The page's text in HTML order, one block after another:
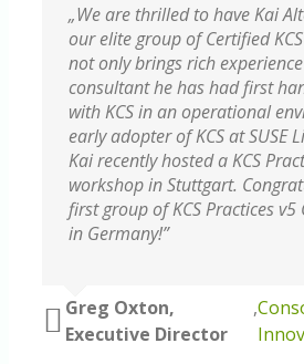
„We are thrilled to have Kai
our elite group of Certified
not only brings rich
consultant he has had first
with KCS in an operational
early adopter of KCS at SUSE
Kai recently hosted a KCS
workshop in Stuttgart.
first group of KCS Practices
in Germany!”
Greg Oxton,
Executive Director
,